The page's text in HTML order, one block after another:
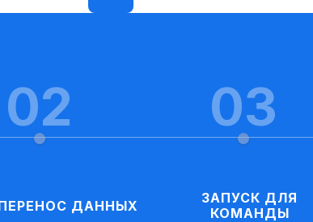
02 03
ДАННЫХ
ЗАПУСК ДЛЯ
КОМАНДЫ